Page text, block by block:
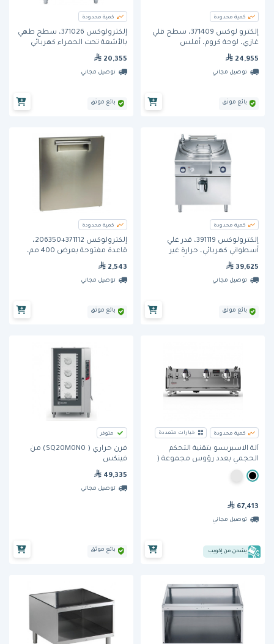
كمية محدودة
إلكترو لوكس 371409، سطح قلي
غازي، لوحة كروم، أملس
ومصقول، بعرض 800 ملم
24,955
توصيل مجاني
بائع موثق
كمية محدودة
إلكترولوكس 371026، سطح طهي
بالأشعة تحت الحمراء كهربائي
واحد فوق فرن كهربائي، عرض
800 مم
20,355
توصيل مجاني
بائع موثق
كمية محدودة
إلكترولوكس 391119، قدر غلي
أسطواني كهربائي، حرارة غير
مباشرة، سعة 100 لتر، أوتوماتيكي
39,625
توصيل مجاني
بائع موثق
كمية محدودة
إلكترولوكس 371112+206350،
قاعدة مفتوحة بعرض 400 مم،
باب للقاعدة المفتوحة
2,543
توصيل مجاني
بائع موثق
كمية محدودة خيارات متعددة
آلة الاسبريسو بتقنية التحكم
الحجمي بعدد رؤوس مجموعة (
Black Eagle Maverick Core 3
groups) من فيكتوريا أردوينو
67,413
توصيل مجاني
يشحن من إكويب
متوفر
فرن حراري ( SQ20M0N0) من
فينكس
49,335
توصيل مجاني
بائع موثق